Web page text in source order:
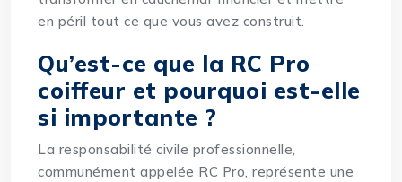
en péril tout ce que vous avez construit.
Qu’est-ce que la RC Pro
coiffeur et pourquoi est-elle
si importante ?
La responsabilité civile professionnelle,
communément appelée RC Pro, représente une